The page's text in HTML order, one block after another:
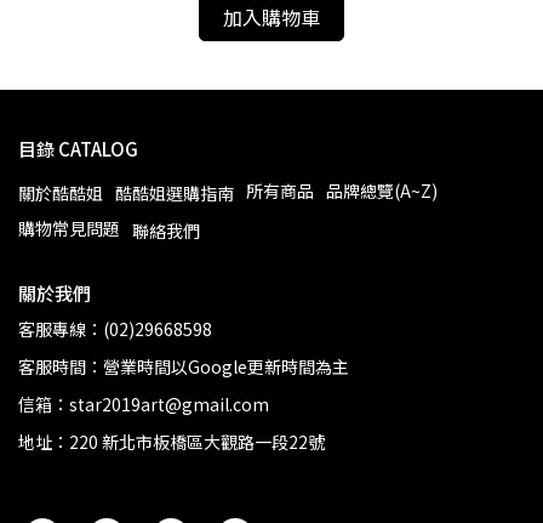
加入購物車
目錄 CATALOG
關於酷酷姐 酷酷姐選購指南 所有商品 品牌總覽(A~Z)
購物常見問題 聯絡我們
關於我們
客服專線：(02)29668598
客服時間：營業時間以Google更新時間為主
信箱：star2019art@gmail.com
地址：220 新北市板橋區大觀路一段22號